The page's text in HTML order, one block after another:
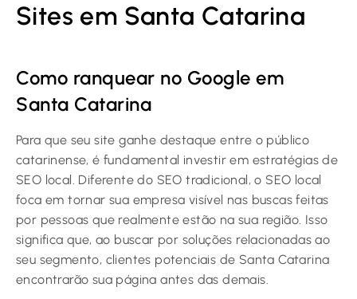
Sites em Santa Catarina
Como ranquear no Google em
Santa Catarina
Para que seu site ganhe destaque entre o público
catarinense, é fundamental investir em estratégias de
SEO local. Diferente do SEO tradicional, o SEO local
foca em tornar sua empresa visível nas buscas feitas
por pessoas que realmente estão na sua região. Isso
significa que, ao buscar por soluções relacionadas ao
seu segmento, clientes potenciais de Santa Catarina
encontrarão sua página antes das demais.